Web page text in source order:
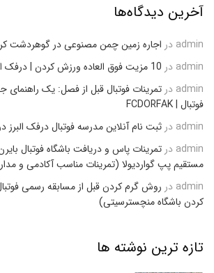
آخرین دیدگاه‌ها
admin در اجاره زمین چمن مصنوعی در گوهردشت
admin در 10 مزیت فوق العاده ورزش کردن | درفک البرز
admin در تمرینات فوتبال قبل از فصل: یک راهنمای
فوتبال | FCDORFAK
admin در ثبت نام آنلاین مدرسه فوتبال درفک البرز در رده
admin در تمرینات پاس و دریافت باشگاه فوتبال
مستقیم پپ گواردیولا (تمرینات مناسب آکادمی و
admin در روش گرم کردن قبل از مسابقه رسمی
کردن باشگاه منچسترسیتی)
تازه ترین نوشته ها